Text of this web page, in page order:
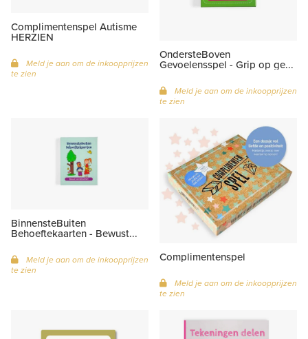
Complimentenspel Autisme
HERZIEN
Meld je aan om de inkoopprijzen
te zien
OndersteBoven
Gevoelensspel - Grip op ge...
Meld je aan om de inkoopprijzen
te zien
BinnensteBuiten
Behoeftekaarten - Bewust...
Meld je aan om de inkoopprijzen
te zien
Complimentenspel
Meld je aan om de inkoopprijzen
te zien